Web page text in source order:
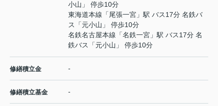
小山」 停歩10分
東海道本線 「尾張一宮 」駅 バス17分 名鉄バ
ス「元小山」 停歩10分
名鉄名古屋本線 「名鉄一宮 」駅 バス17分 名
鉄バス「元小山」 停歩10分
修繕積立金 -
修繕積立基金 -